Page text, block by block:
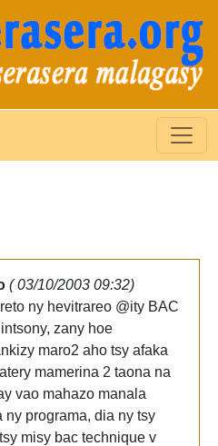
( 03/10/2003 09:32)
ny hevitrareo @ity BAC
zany hoe
maro2 aho tsy afaka
mamerina 2 taona na
vao mahazo manala
ny programa, dia ny tsy
misy bac technique v